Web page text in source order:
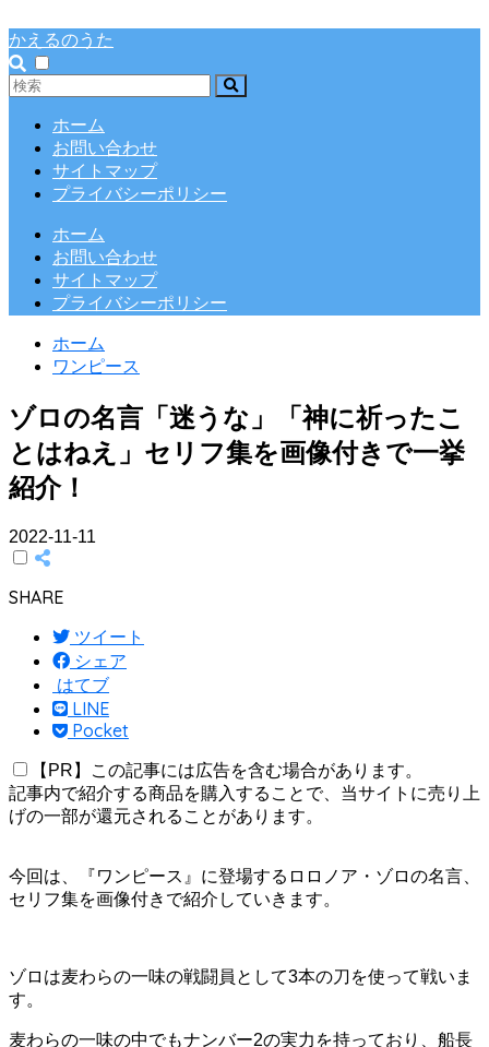
かえるのうた
ホーム
お問い合わせ
サイトマップ
プライバシーポリシー
ホーム
お問い合わせ
サイトマップ
プライバシーポリシー
ホーム
ワンピース
ゾロの名言「迷うな」「神に祈ったこ
とはねえ」セリフ集を画像付きで一挙
紹介！
2022-11-11
SHARE
ツイート
シェア
はてブ
LINE
Pocket
【PR】この記事には広告を含む場合があります。
記事内で紹介する商品を購入することで、当サイトに売り上
げの一部が還元されることがあります。
今回は、『ワンピース』に登場するロロノア・ゾロの名言、
セリフ集を画像付きで紹介していきます。
ゾロは麦わらの一味の戦闘員として3本の刀を使って戦いま
す。
麦わらの一味の中でもナンバー2の実力を持っており、船長